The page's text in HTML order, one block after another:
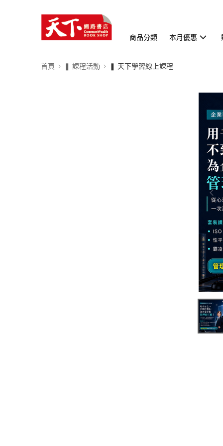
商品分類 本月優惠
首頁 ❚ 課程活動 ❚ 天下學習線上課程